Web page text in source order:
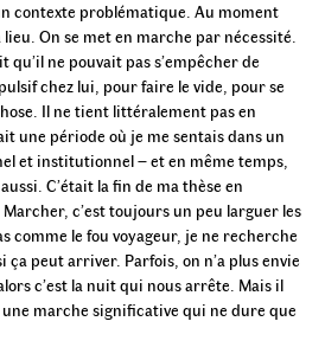
contexte problématique. Au moment
On se met en marche par nécessité.
qu’il ne pouvait pas s’empêcher de
chez lui, pour faire le vide, pour se
Il ne tient littéralement pas en
une période où je me sentais dans un
et institutionnel – et en même temps,
C’était la fin de ma thèse en
c’est toujours un peu larguer les
comme le fou voyageur, je ne recherche
ça peut arriver. Parfois, on n’a plus envie
c’est la nuit qui nous arrête. Mais il
marche significative qui ne dure que